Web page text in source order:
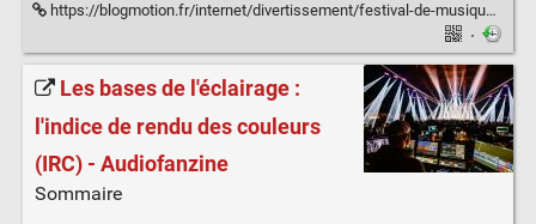
https://blogmotion.fr/internet/divertissement/festival-de-musique-comment-gerer-le-son-%F0%9F%94%8A-22753
·
Les bases de l'éclairage :
l'indice de rendu des couleurs
(IRC) - Audiofanzine
Sommaire